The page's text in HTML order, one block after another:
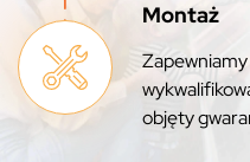
Montaż
objęty